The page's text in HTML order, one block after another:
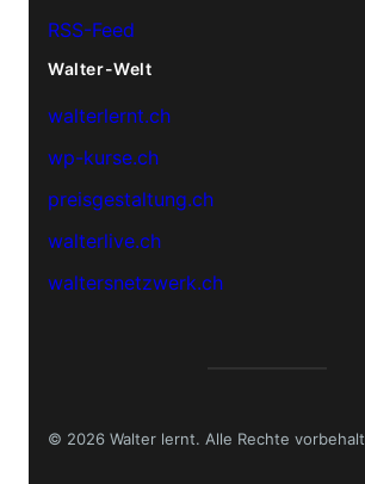
RSS-Feed
Walter-Welt
walterlernt.ch
wp-kurse.ch
preisgestaltung.ch
walterlive.ch
waltersnetzwerk.ch
© 2026 Walter lernt. Alle Rechte